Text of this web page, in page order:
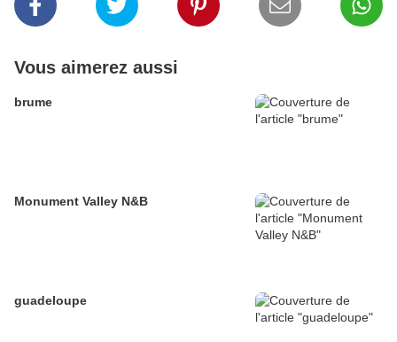
Vous aimerez aussi
brume
Monument Valley N&B
guadeloupe